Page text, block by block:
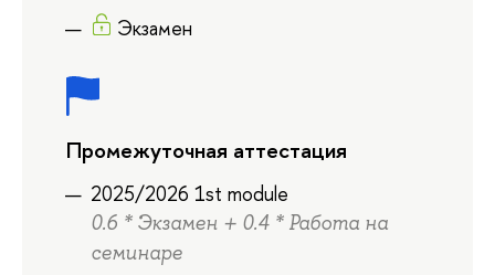
Экзамен
Промежуточная аттестация
2025/2026 1st module
0.6 * Экзамен + 0.4 * Работа на
семинаре